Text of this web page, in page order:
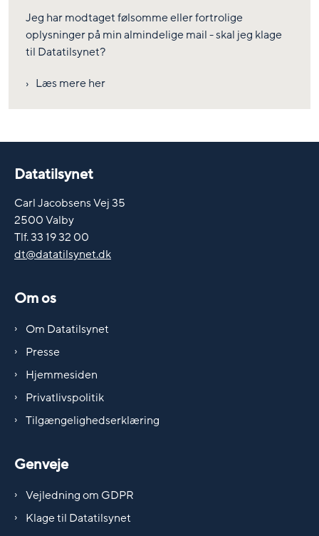
Jeg har modtaget følsomme eller fortrolige
oplysninger på min almindelige mail - skal jeg klage
til Datatilsynet?
Læs mere her
Datatilsynet
Carl Jacobsens Vej 35
2500 Valby
Tlf. 33 19 32 00
dt@datatilsynet.dk
Om os
Om Datatilsynet
Presse
Hjemmesiden
Privatlivspolitik
Tilgængelighedserklæring
Genveje
Vejledning om GDPR
Klage til Datatilsynet